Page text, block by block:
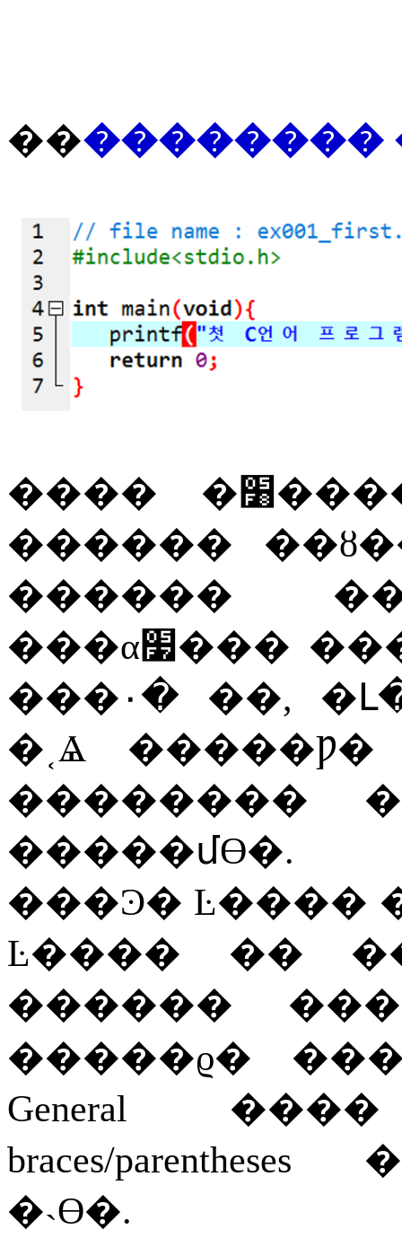
����������
����
������
������
���α׷���
���۰�
��,
�˱Ⱑ
�����Ƿ�
��������
�����մϴ�.
���Ͽ� Ŀ����
Ŀ����
��
������
�����ϱ�
General ����
braces/parentheses
�˴ϴ�.